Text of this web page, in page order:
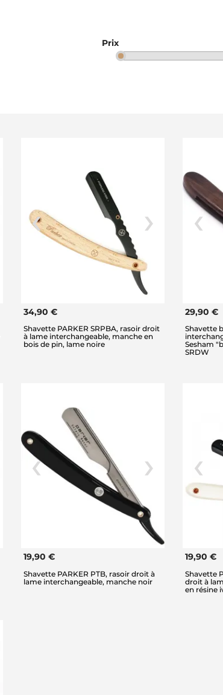
Prix
34,90 €
Shavette PARKER SRPBA, rasoir droit
à lame interchangeable, manche en
bois de pin, lame noire
29,90 €
Shavette
Sesham
SRDW
19,90 €
Shavette PARKER PTB, rasoir droit à
lame interchangeable, manche noir
19,90 €
Shavette
droit à
en résine